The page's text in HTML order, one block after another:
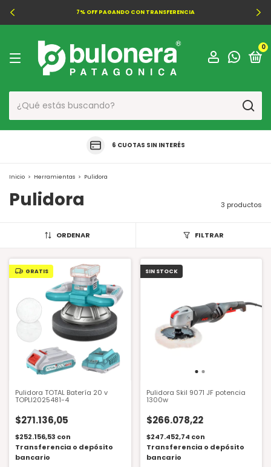
7% OFF PAGANDO CON TRANSFERENCIA
0
6 CUOTAS SIN INTERÉS
Inicio > Herramientas > Pulidora
Pulidora 3 productos
ORDENAR FILTRAR
GRATIS
Pulidora TOTAL Batería 20 v
TOPLI2025481-4
$271.136,05
$252.156,53 con
Transferencia o depósito
bancario
SIN STOCK
Pulidora Skil 9071 JF potencia
1300w
$266.078,22
$247.452,74 con
Transferencia o depósito
bancario